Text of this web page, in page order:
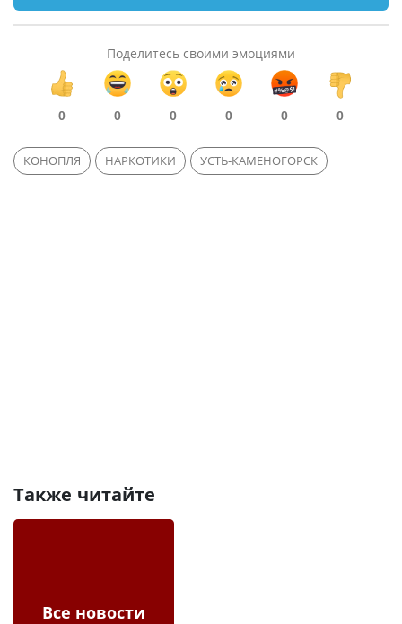
Поделитесь своими эмоциями
0 0 0 0 0 0
КОНОПЛЯ НАРКОТИКИ УСТЬ-КАМЕНОГОРСК
Также читайте
Все новости